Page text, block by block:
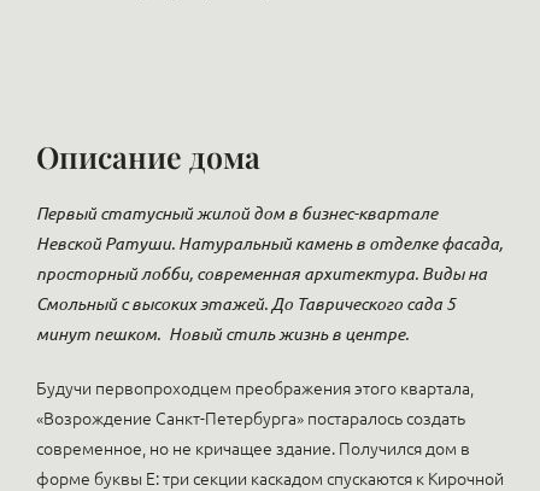
Описание дома
Первый статусный жилой дом в бизнес-квартале
Невской Ратуши. Натуральный камень в отделке фасада,
просторный лобби, современная архитектура. Виды на
Смольный с высоких этажей. До Таврического сада 5
минут пешком. Новый стиль жизнь в центре.
Будучи первопроходцем преображения этого квартала,
«Возрождение Санкт-Петербурга» постаралось создать
современное, но не кричащее здание. Получился дом в
форме буквы Е: три секции каскадом спускаются к Кирочной